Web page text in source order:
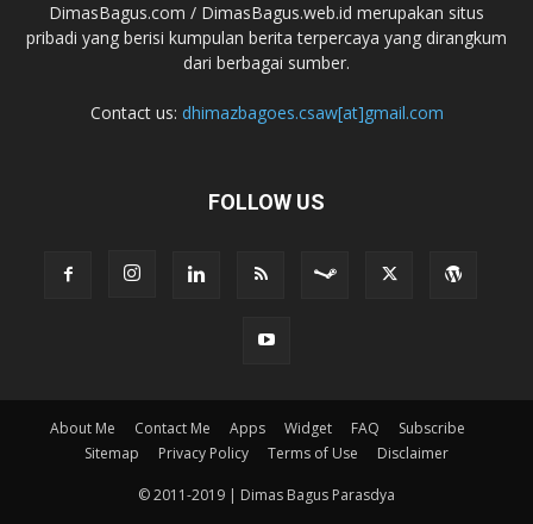
DimasBagus.com / DimasBagus.web.id merupakan situs
pribadi yang berisi kumpulan berita terpercaya yang dirangkum
dari berbagai sumber.
Contact us: dhimazbagoes.csaw[at]gmail.com
FOLLOW US
About Me Contact Me Apps Widget FAQ
Subscribe
Sitemap
Privacy Policy Terms of Use Disclaimer
© 2011-2019 | Dimas Bagus Parasdya